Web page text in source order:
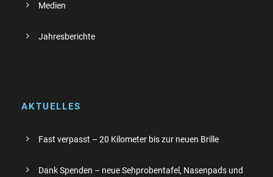
Medien
Jahresberichte
AKTUELLES
Fast verpasst – 20 Kilometer bis zur neuen Brille
Dank Spenden – neue Sehprobentafel, Nasenpads und